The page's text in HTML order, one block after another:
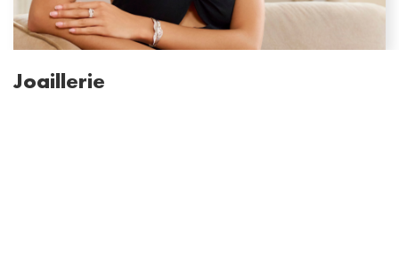
Joaillerie